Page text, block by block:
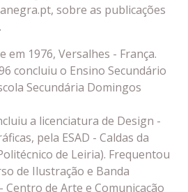
sobre as publicações
em 1976, Versalhes - França.
concluiu o Ensino Secundário
Secundária Domingos
a licenciatura de Design -
pela ESAD - Caldas da
de Leiria). Frequentou
de Ilustração e Banda
Centro de Arte e Comunicação